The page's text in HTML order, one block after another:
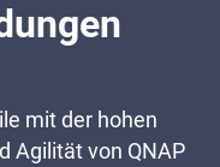
mit der hohen
Agilität von QNAP